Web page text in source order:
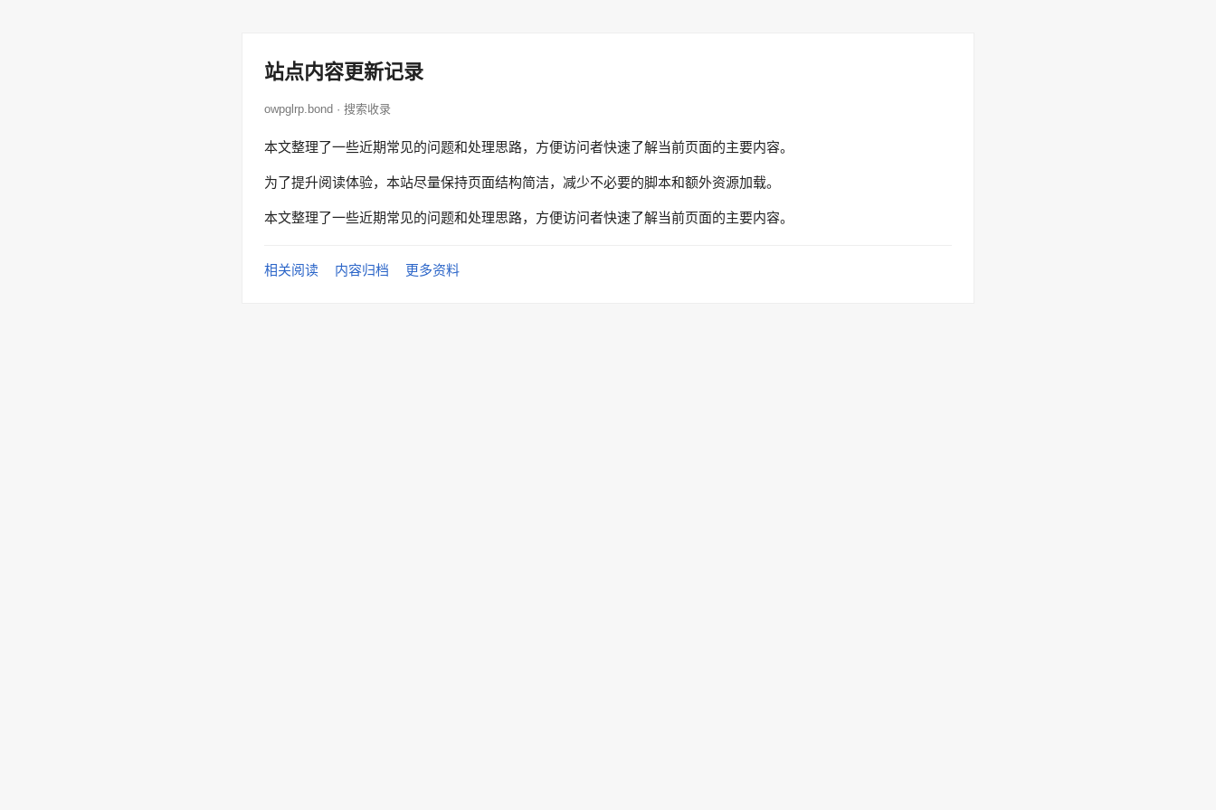
站点内容更新记录
owpglrp.bond · 搜索收录
本文整理了一些近期常见的问题和处理思路，方便访问者快速了解当前页面的主要内容。
为了提升阅读体验，本站尽量保持页面结构简洁，减少不必要的脚本和额外资源加载。
本文整理了一些近期常见的问题和处理思路，方便访问者快速了解当前页面的主要内容。
相关阅读 内容归档 更多资料